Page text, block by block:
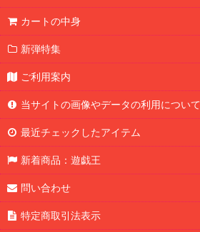
カートの中身
新弾特集
ご利用案内
当サイトの画像やデータの利用について
最近チェックしたアイテム
新着商品：遊戯王
問い合わせ
特定商取引法表示